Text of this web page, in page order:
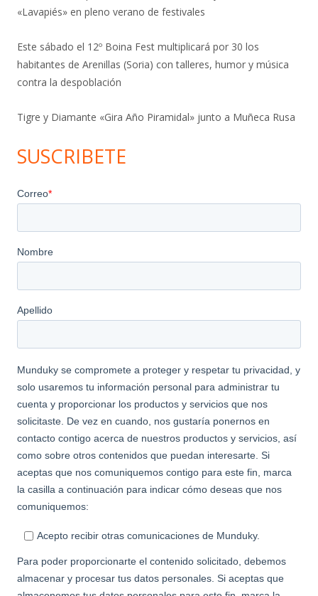
«Lavapiés» en pleno verano de festivales
Este sábado el 12º Boina Fest multiplicará por 30 los
habitantes de Arenillas (Soria) con talleres, humor y música
contra la despoblación
Tigre y Diamante «Gira Año Piramidal» junto a Muñeca Rusa
SUSCRIBETE